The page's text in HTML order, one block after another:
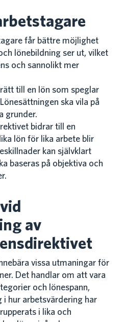
får bättre möjlighet
lönebildning ser ut, vilket
och sannolikt mer
till en lön som speglar
ska vila på
grunder.
bidrar till en
lön för lika arbete blir
kan självklart
baseras på objektiva och
av
vissa utmaningar för
Det handlar om att vara
och lönespann,
hur arbetsvärdering har
i lika och